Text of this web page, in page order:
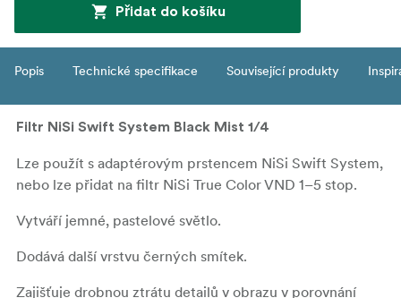
Přidat do košíku
Popis Technické specifikace Související produkty
Filtr NiSi Swift System Black Mist 1/4
Lze použít s adaptérovým prstencem NiSi Swift System,
nebo lze přidat na filtr NiSi True Color VND 1–5 stop.
Vytváří jemné, pastelové světlo.
Dodává další vrstvu černých smítek.
Zajišťuje drobnou ztrátu detailů v obrazu v porovnání